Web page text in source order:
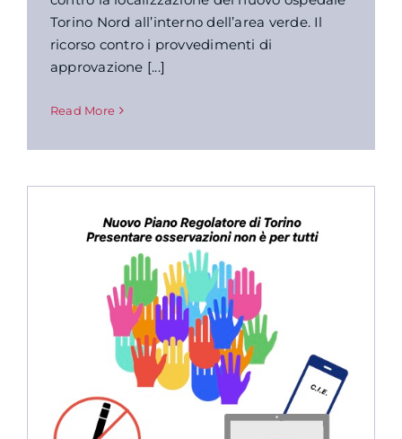
Torino Nord all’interno dell’area verde. Il
ricorso contro i provvedimenti di
approvazione [...]
Read More